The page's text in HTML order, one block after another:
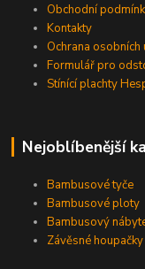
Obchodní
Kontakty
Ochrana osobních
Formulář pro
Stínící plachty
Nejoblíbenější
Bambusové tyče
Bambusové ploty
Bambusový
Závěsné houpačky